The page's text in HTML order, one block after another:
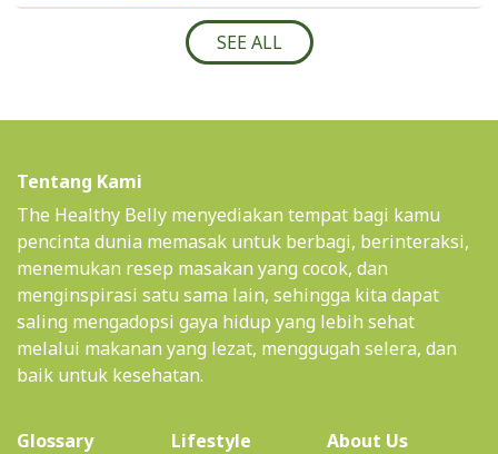
SEE ALL
Tentang Kami
The Healthy Belly menyediakan tempat bagi kamu
pencinta dunia memasak untuk berbagi, berinteraksi,
menemukan resep masakan yang cocok, dan
menginspirasi satu sama lain, sehingga kita dapat
saling mengadopsi gaya hidup yang lebih sehat
melalui makanan yang lezat, menggugah selera, dan
baik untuk kesehatan.
Glossary Lifestyle About Us(current)